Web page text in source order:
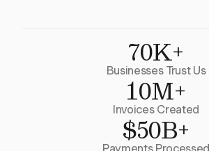
70K+
Businesses Trust Us
10M+
Invoices Created
$50B+